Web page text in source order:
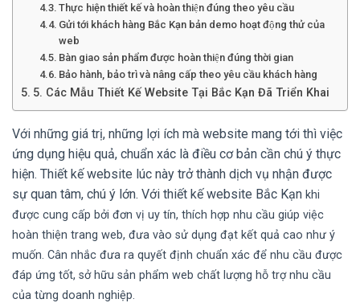
Thực hiện thiết kế và hoàn thiện đúng theo yêu cầu
Gửi tới khách hàng Bắc Kạn bản demo hoạt động thử của
web
Bàn giao sản phẩm được hoàn thiện đúng thời gian
Bảo hành, bảo trì và nâng cấp theo yêu cầu khách hàng
5. Các Mẫu Thiết Kế Website Tại Bắc Kạn Đã Triển Khai
Với những giá trị, những lợi ích mà website mang tới thì việc
ứng dụng hiệu quả, chuẩn xác là điều cơ bản cần chú ý thực
hiện. Thiết kế website lúc này trở thành dịch vụ nhận được
sự quan tâm, chú ý lớn. Với thiết kế website Bắc Kạn khi
được cung cấp bởi đơn vị uy tín, thích hợp nhu cầu giúp việc
hoàn thiện trang web, đưa vào sử dụng đạt kết quả cao như ý
muốn. Cân nhắc đưa ra quyết định chuẩn xác để nhu cầu được
đáp ứng tốt, sở hữu sản phẩm web chất lượng hỗ trợ nhu cầu
của từng doanh nghiệp.